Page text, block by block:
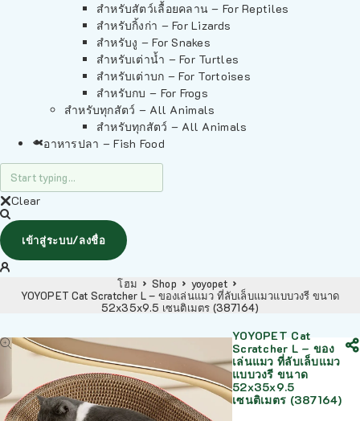
สำหรับสัตว์เลื้อยคลาน – For Reptiles
สำหรับกิ้งก่า – For Lizards
สำหรับงู – For Snakes
สำหรับเต่าน้ำ – For Turtles
สำหรับเต่าบก – For Tortoises
สำหรับกบ – For Frogs
สำหรับทุกสัตว์ – All Animals
สำหรับทุกสัตว์ – All Animals
อาหารปลา – Fish Food
Clear
เข้าสู่ระบบ/ลงชื่อ
โฮม Shop
yoyopet
YOYOPET Cat Scratcher L – ของเล่นแมว ที่ลับเล็บแมวแบบวงรี ขนาด
52x35x9.5 เซนติเมตร (387164)
YOYOPET Cat
Scratcher L – ของ
เล่นแมว ที่ลับเล็บแมว
แบบวงรี ขนาด
52x35x9.5
เซนติเมตร (387164)